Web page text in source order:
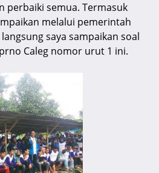
perbaiki semua. Termasuk
melalui pemerintah
saya sampaikan soal
Caleg nomor urut 1 ini.